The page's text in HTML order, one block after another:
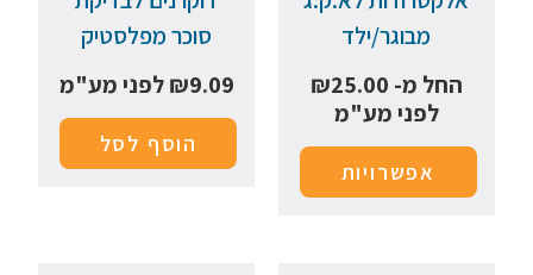
מבוגר/ילד
החל מ-
₪25.00
לפני מע"מ
אפשרויות
סוכר מפלסטיק
₪9.09 לפני מע"מ
הוסף לסל